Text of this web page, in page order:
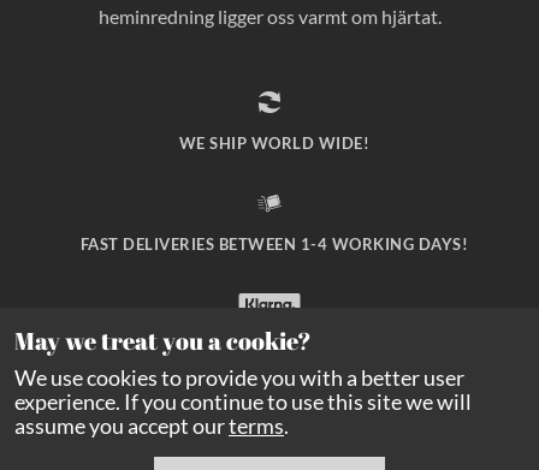
heminredning ligger oss varmt om hjärtat.
WE SHIP WORLD WIDE!
FAST DELIVERIES BETWEEN 1-4 WORKING DAYS!
SAFE PAYMENT WITH KLARNA CHECKOUT!
May we treat you a cookie?
We use cookies to provide you with a better user
experience. If you continue to use this site we will
assume you accept ourterms.